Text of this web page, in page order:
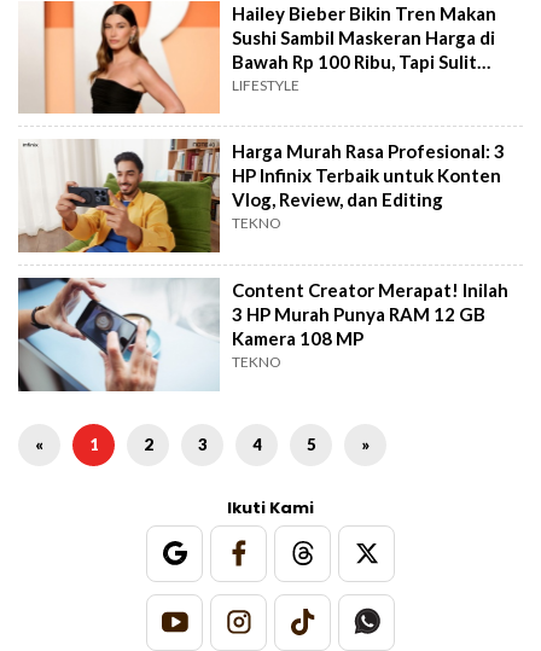
Hailey Bieber Bikin Tren Makan
Sushi Sambil Maskeran Harga di
Bawah Rp 100 Ribu, Tapi Sulit
Ditiru
LIFESTYLE
Harga Murah Rasa Profesional: 3
HP Infinix Terbaik untuk Konten
Vlog, Review, dan Editing
TEKNO
Content Creator Merapat! Inilah
3 HP Murah Punya RAM 12 GB
Kamera 108 MP
TEKNO
« 1 2 3 4 5 »
Ikuti Kami